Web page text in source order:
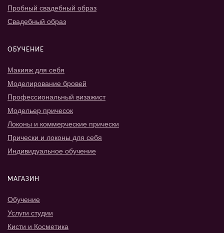
Пробный свадебный образ
Свадебный образ
ОБУЧЕНИЕ
Макияж для себя
Моделирование бровей
Профессиональный визажист
Модельер причесок
Локоны и коммерческие прически
Прически и локоны для себя
Индивидуальное обучение
МАГАЗИН
Обучение
Услуги студии
Кисти и Косметика